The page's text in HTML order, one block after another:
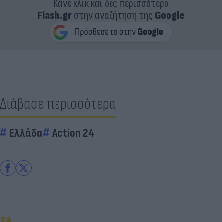
Κάνε κλικ και δες περισσότερο
Flash.grστην αναζήτηση της Google
Διάβασε περισσότερα
Ελλάδα Action 24